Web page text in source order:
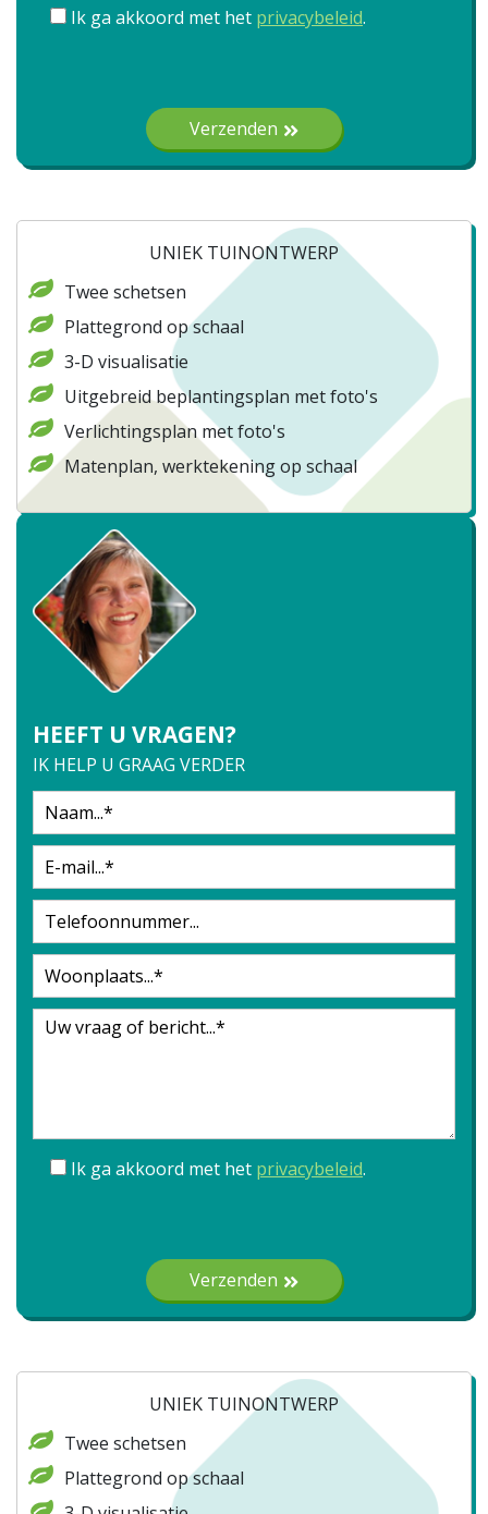
Ik ga akkoord met het privacybeleid.
Gelieve dit veld leeg te laten.
Verzenden
UNIEK TUINONTWERP
Twee schetsen
Plattegrond op schaal
3-D visualisatie
Uitgebreid beplantingsplan met foto's
Verlichtingsplan met foto's
Matenplan, werktekening op schaal
HEEFT U VRAGEN?
IK HELP U GRAAG VERDER
Ik ga akkoord met het privacybeleid.
Gelieve dit veld leeg te laten.
Verzenden
UNIEK TUINONTWERP
Twee schetsen
Plattegrond op schaal